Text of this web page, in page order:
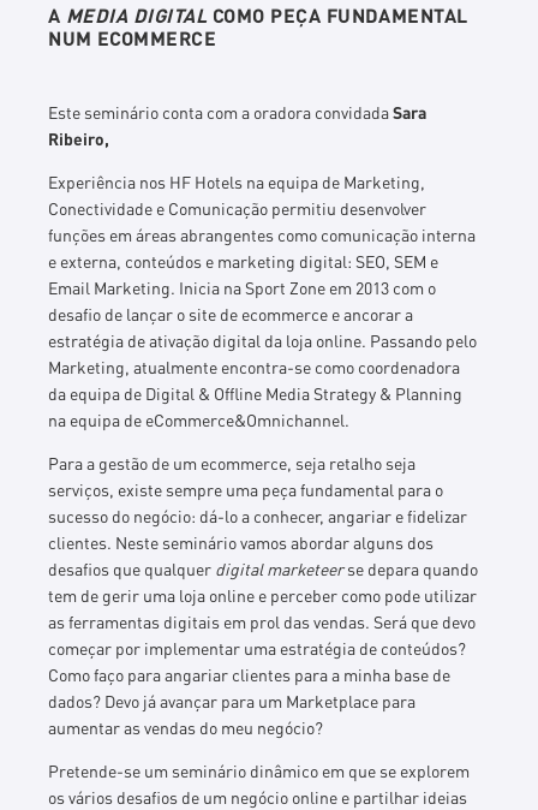
A MEDIA DIGITAL COMO PEÇA FUNDAMENTAL
NUM ECOMMERCE
Este seminário conta com a oradora convidadaSara
Ribeiro,
Experiência nos HF Hotels na equipa de Marketing,
Conectividade e Comunicação permitiu desenvolver
funções em áreas abrangentes como comunicação interna
e externa, conteúdos e marketing digital: SEO, SEM e
Email Marketing. Inicia na Sport Zone em 2013 com o
desafio de lançar o site de ecommerce e ancorar a
estratégia de ativação digital da loja online. Passando pelo
Marketing, atualmente encontra-se como coordenadora
da equipa de Digital & Offline Media Strategy & Planning
na equipa de eCommerce&Omnichannel.
Para a gestão de um ecommerce, seja retalho seja
serviços, existe sempre uma peça fundamental para o
sucesso do negócio: dá-lo a conhecer, angariar e fidelizar
clientes. Neste seminário vamos abordar alguns dos
desafios que qualquer digital marketeerse depara quando
tem de gerir uma loja online e perceber como pode utilizar
as ferramentas digitais em prol das vendas. Será que devo
começar por implementar uma estratégia de conteúdos?
Como faço para angariar clientes para a minha base de
dados? Devo já avançar para um Marketplace para
aumentar as vendas do meu negócio?
Pretende-se um seminário dinâmico em que se explorem
os vários desafios de um negócio online e partilhar ideias